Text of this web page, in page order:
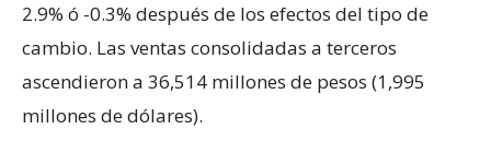
2.9% ó -0.3% después de los efectos del tipo de
cambio. Las ventas consolidadas a terceros
ascendieron a 36,514 millones de pesos (1,995
millones de dólares).